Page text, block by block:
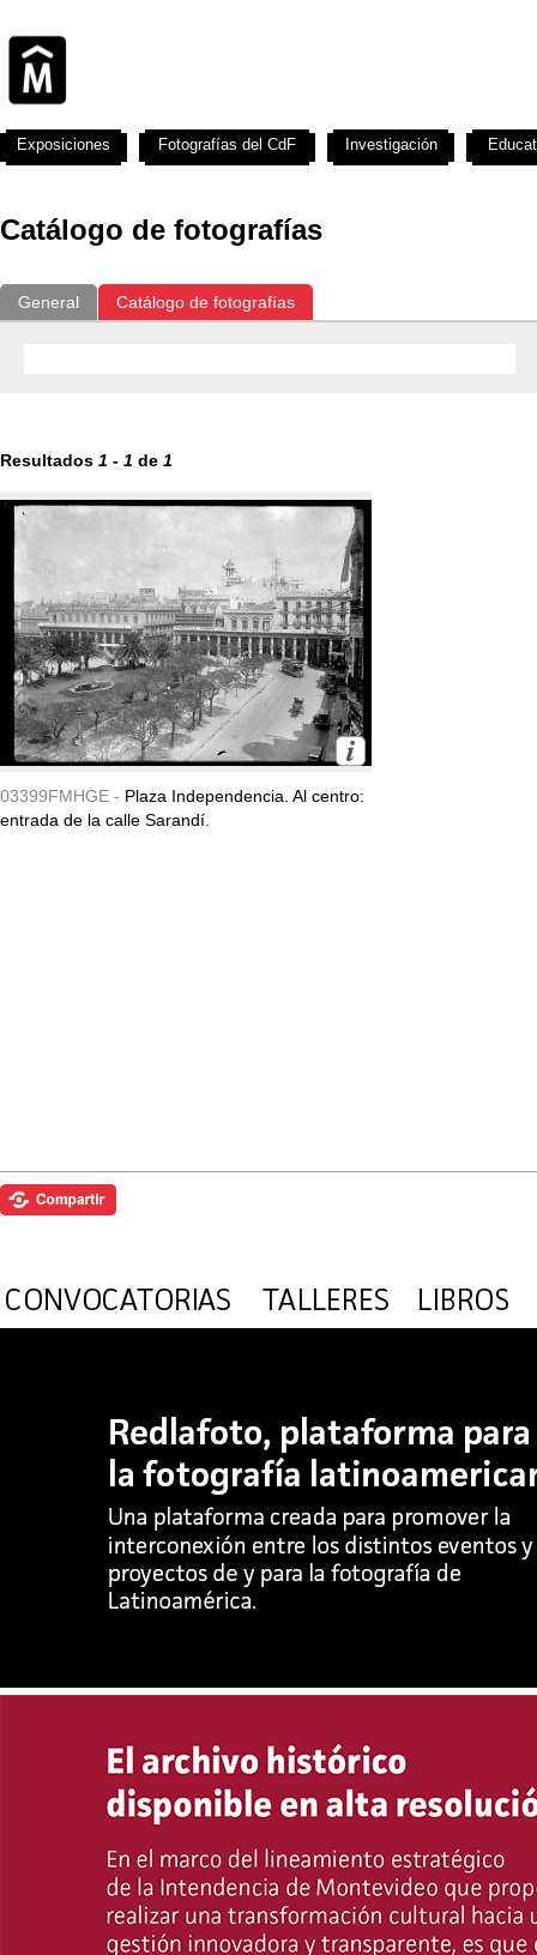
Catálogo de fotografías
General Catálogo de fotografías
Resultados 1 - 1 de 1
03399FMHGE - Plaza Independencia. Al centro:
entrada de la calle Sarandí.
Exposiciones Fotografías del CdF Investigación